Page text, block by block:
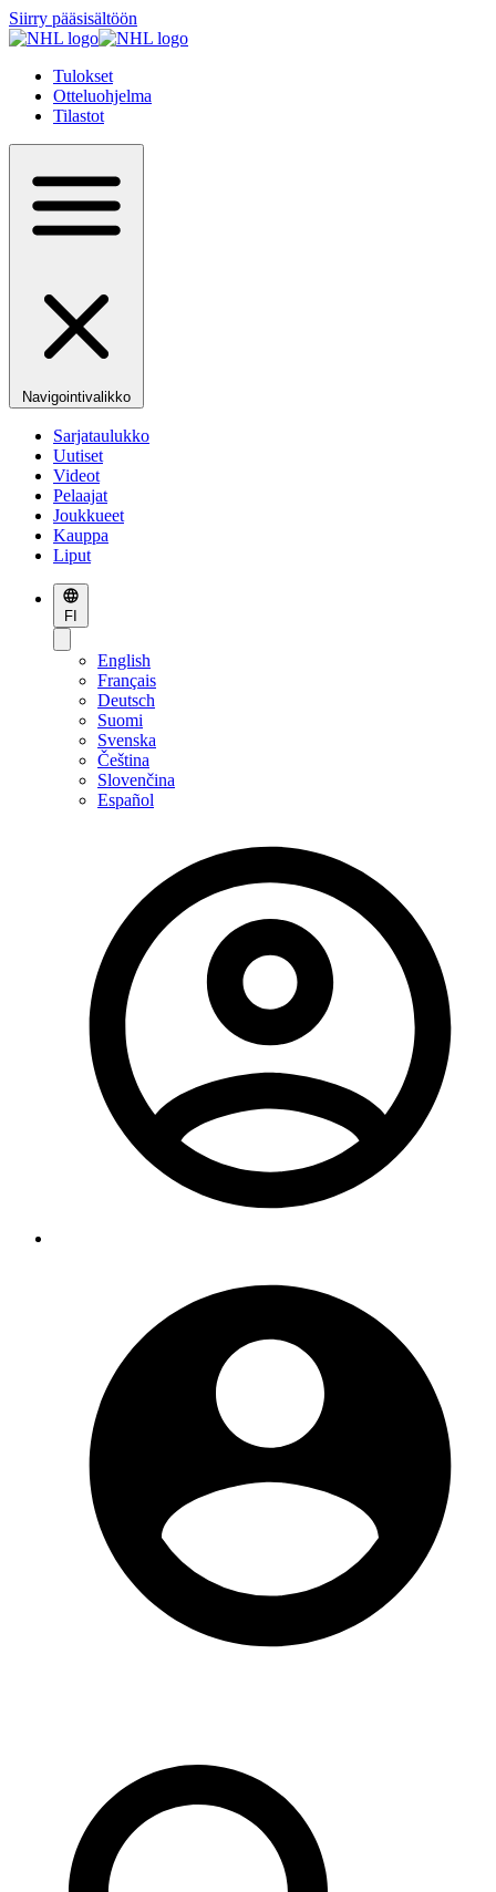
Siirry pääsisältöön
Tulokset
Otteluohjelma
Tilastot
Navigointivalikko
Sarjataulukko
Uutiset
Videot
Pelaajat
Joukkueet
Kauppa
Liput
FI
English
Français
Deutsch
Suomi
Svenska
Čeština
Slovenčina
Español